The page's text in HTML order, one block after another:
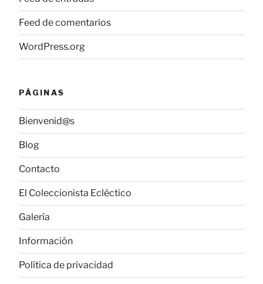
Feed de comentarios
WordPress.org
PÁGINAS
Bienvenid@s
Blog
Contacto
El Coleccionista Ecléctico
Galería
Información
Política de privacidad